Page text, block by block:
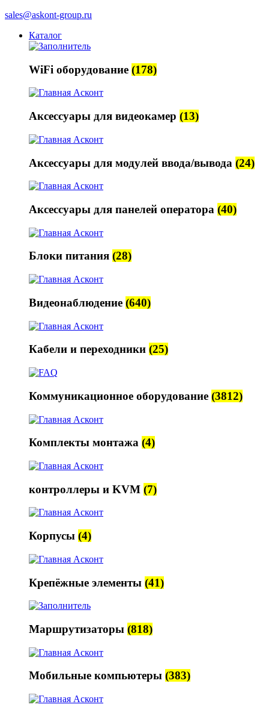
sales@askont-group.ru
Каталог
WiFi оборудование (178)
Аксессуары для видеокамер (13)
Аксессуары для модулей ввода/вывода (24)
Аксессуары для панелей оператора (40)
Блоки питания (28)
Видеонаблюдение (640)
Кабели и переходники (25)
Коммуникационное оборудование (3812)
Комплекты монтажа (4)
контроллеры и KVM (7)
Корпусы (4)
Крепёжные элементы (41)
Маршрутизаторы (818)
Мобильные компьютеры (383)